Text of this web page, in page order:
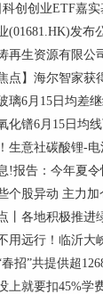
科创创业ETF嘉
(01681.HK)发布
再生资源有限公
点】海尔智家
璃6月15日均差
化镨6月15日均
生意社碳酸锂-
!报告：今年夏
个股异动 主力
丨各地积极推进
用远行！临沂大
春招”共提供超
上就要扣45%学